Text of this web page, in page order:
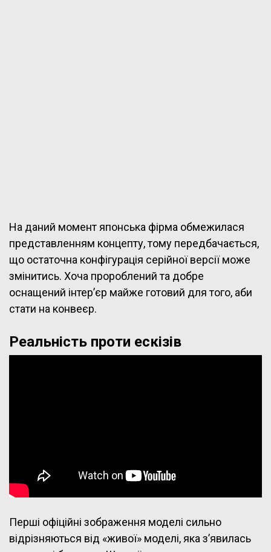
На даний момент японська фірма обмежилася
представленням концепту, тому передбачається,
що остаточна конфігурація серійної версії може
змінитись. Хоча пророблений та добре
оснащений інтер’єр майже готовий для того, аби
стати на конвеєр.
Реальність проти ескізів
Перші офіційні зображення моделі сильно
відрізняються від «живої» моделі, яка з’явилась